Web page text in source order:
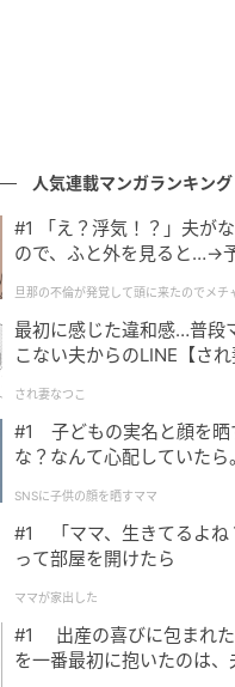
人気連載マンガランキング
#1 「え？浮気！？」夫が
ので、ふと外を見ると…→
クチャにしてやった
旦那の不倫が発覚して頭に来たのでメチ
最初に感じた違和感…普段
こない夫からのLINE【され
され妻なつこ
#1 子どもの実名と顔を晒
な？なんて心配していたら。
SNSに子供の顔を晒すママ
#1 「ママ、生きてるよね
って部屋を開けたら
ママが家出した
#1 出産の喜びに包まれ
を一番最初に抱いたのは、